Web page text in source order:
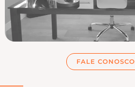
FALE CONOSCO